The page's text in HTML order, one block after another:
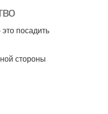
посадить
стороны